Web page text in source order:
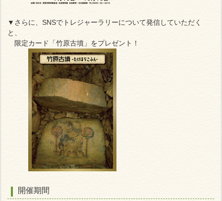
▼さらに、SNSでトレジャーラリーについて発信していただく
と、
限定カード「竹原古墳」をプレゼント！
開催期間